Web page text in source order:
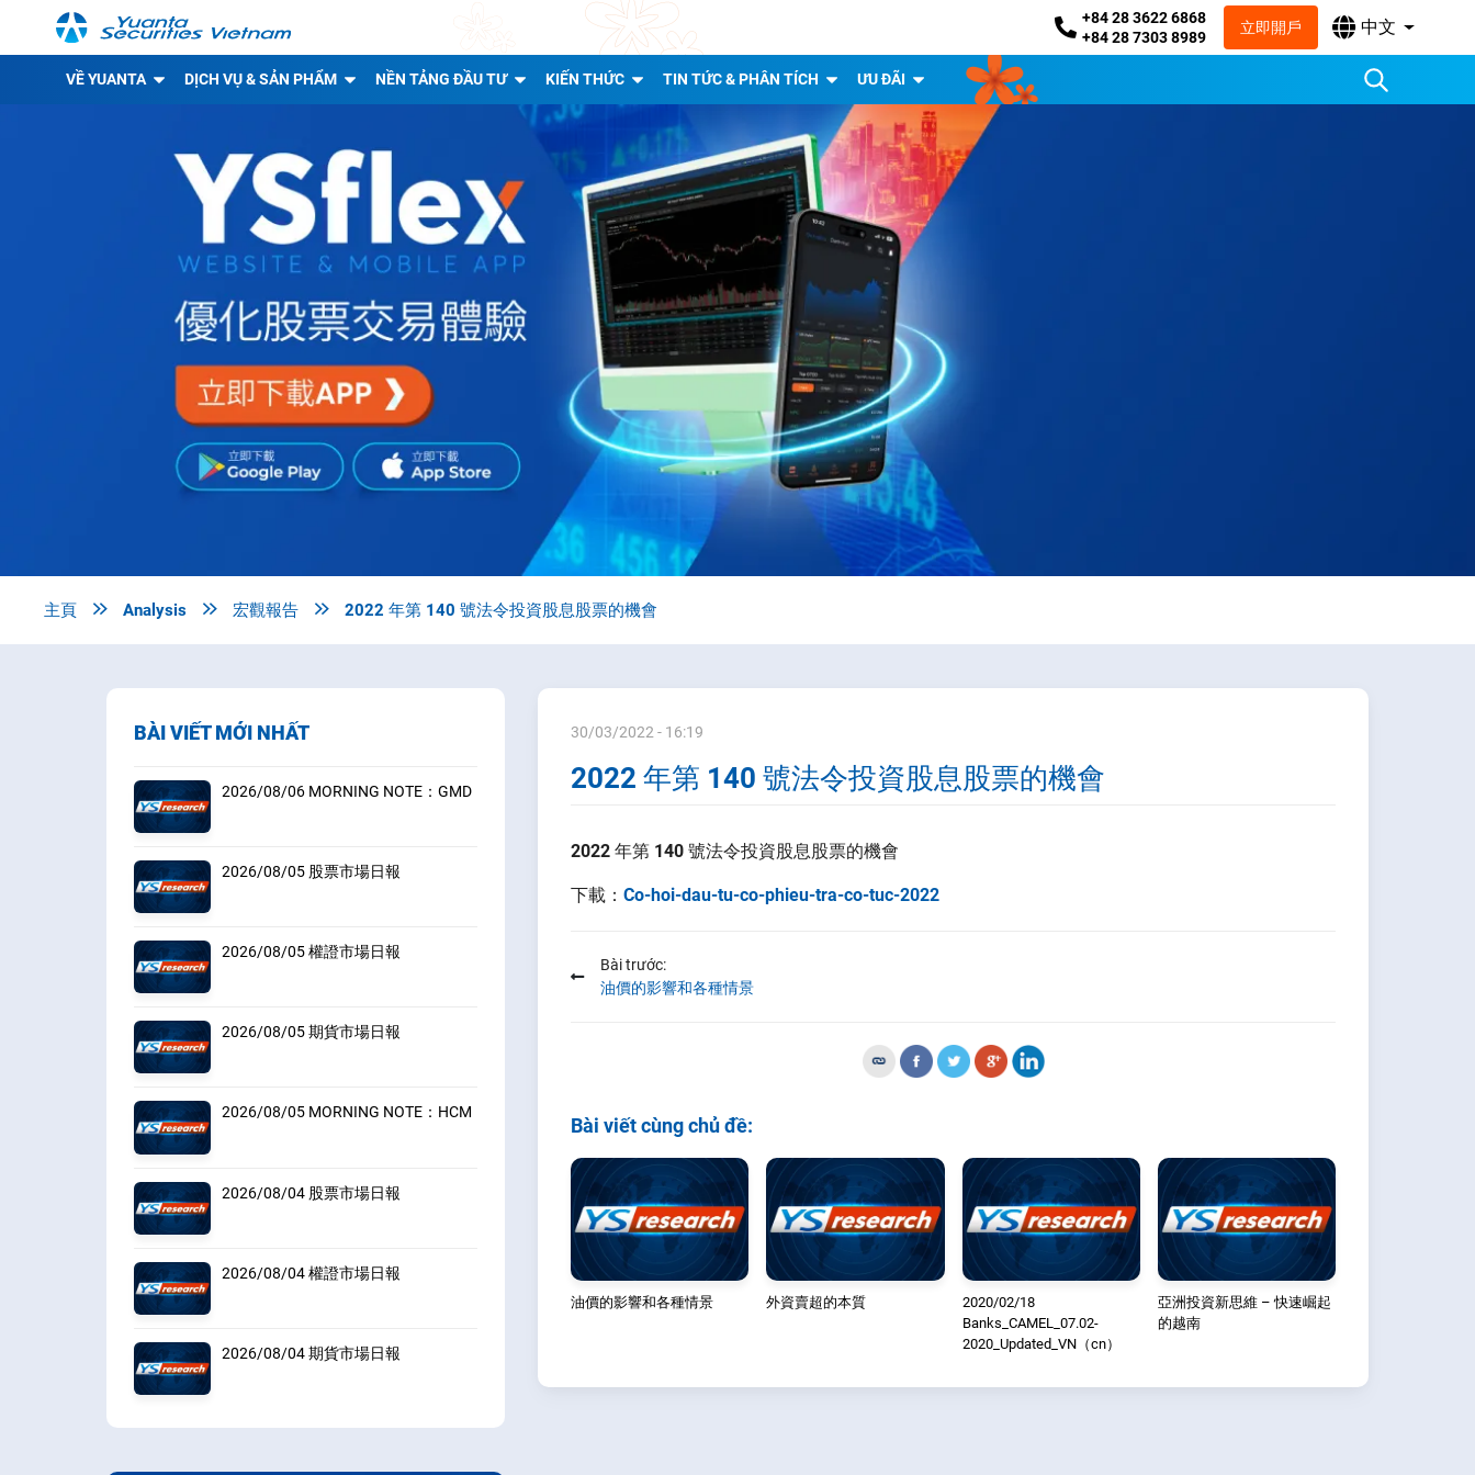
+84 28 3622 6868
+84 28 7303 8989
立即開戶 中文
VỀ YUANTA DỊCH VỤ & SẢN PHẨM NỀN TẢNG ĐẦU TƯ KIẾN THỨC TIN TỨC & PHÂN TÍCH ƯU ĐÃI
主頁  Analysis  宏觀報告  2022 年第 140 號法令投資股息股票的機會
BÀI VIẾT MỚI NHẤT
2026/08/06 MORNING NOTE：GMD
2026/08/05 股票市場日報
2026/08/05 權證市場日報
2026/08/05 期貨市場日報
2026/08/05 MORNING NOTE：HCM
2026/08/04 股票市場日報
2026/08/04 權證市場日報
2026/08/04 期貨市場日報
30/03/2022 - 16:19
2022 年第 140 號法令投資股息股票的機會
2022年第 140號法令投資股息股票的機會
下載：Co-hoi-dau-tu-co-phieu-tra-co-tuc-2022
Bài trước:
油價的影響和各種情景
Bài viết cùng chủ đề:
油價的影響和各種情景 外資賣超的本質
2020/02/18
Banks_CAMEL_07.02-
2020_Updated_VN（cn）
亞洲投資新思維 – 快速崛起
的越南